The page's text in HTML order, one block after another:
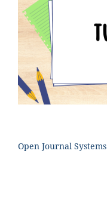
Open Journal Systems